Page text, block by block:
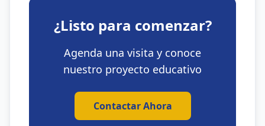
¿Listo para comenzar?
Agenda una visita y conoce
nuestro proyecto educativo
Contactar Ahora